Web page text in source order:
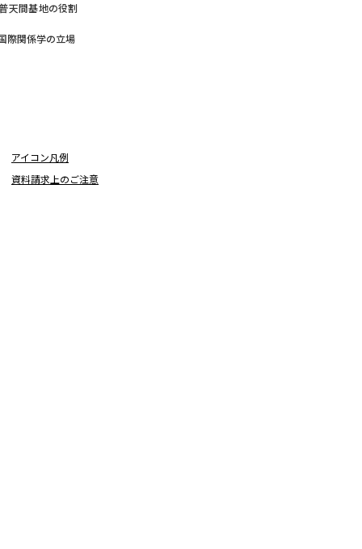
天間基地の役割
際関係学の立場
アイコン凡例
資料請求上のご注意